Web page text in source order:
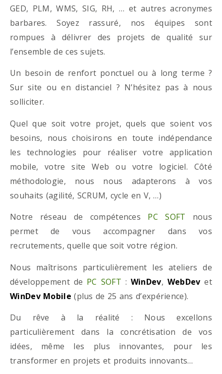
GED, PLM, WMS, SIG, RH, … et autres acronymes
barbares. Soyez rassuré, nos équipes sont
rompues à délivrer des projets de qualité sur
l’ensemble de ces sujets.
Un besoin de renfort ponctuel ou à long terme ?
Sur site ou en distanciel ? N’hésitez pas à nous
solliciter.
Quel que soit votre projet, quels que soient vos
besoins, nous choisirons en toute indépendance
les technologies pour réaliser votre application
mobile, votre site Web ou votre logiciel. Côté
méthodologie, nous nous adapterons à vos
souhaits (agilité, SCRUM, cycle en V, …)
Notre réseau de compétences PC SOFT nous
permet de vous accompagner dans vos
recrutements, quelle que soit votre région.
Nous maîtrisons particulièrement les ateliers de
développement de PC SOFT : WinDev, WebDev et
WinDev Mobile (plus de 25 ans d’expérience).
Du rêve à la réalité : Nous excellons
particulièrement dans la concrétisation de vos
idées, même les plus innovantes, pour les
transformer en projets et produits innovants…